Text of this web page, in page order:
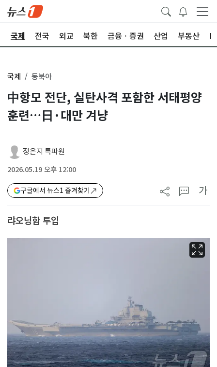
국제 전국 외교 북한 금융ㆍ증권 산업 부동산
국제 동북아
中항모 전단, 실탄사격 포함한 서태평양
훈련…日·대만 겨냥
정은지 특파원
2026.05.19 오후 12:00
구글에서 뉴스1 즐겨찾기 가
랴오닝함 투입